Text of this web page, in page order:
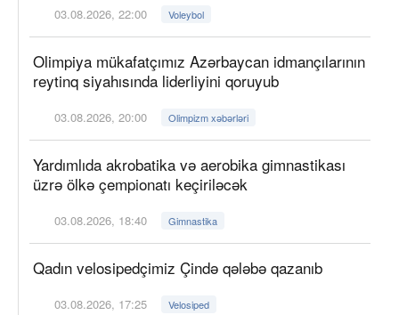
03.08.2026, 22:00 Voleybol
Olimpiya mükafatçımız Azərbaycan idmançılarının
reytinq siyahısında liderliyini qoruyub
03.08.2026, 20:00 Olimpizm xəbərləri
Yardımlıda akrobatika və aerobika gimnastikası
üzrə ölkə çempionatı keçiriləcək
03.08.2026, 18:40 Gimnastika
Qadın velosipedçimiz Çində qələbə qazanıb
03.08.2026, 17:25 Velosiped